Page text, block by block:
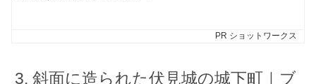
斜面に造られた伏見城の城下町｜ブ